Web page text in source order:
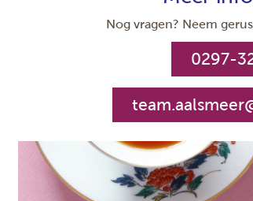
Nog vragen? Neem
0297-